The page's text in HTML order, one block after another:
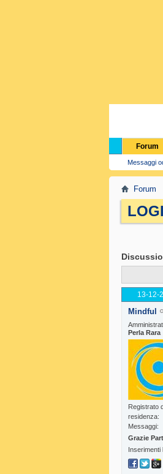
Forum
Messaggi
Forum
13-12-
Mindful
Perla Rara
Registrato
residenza
Messaggi
Grazie
Inserimenti